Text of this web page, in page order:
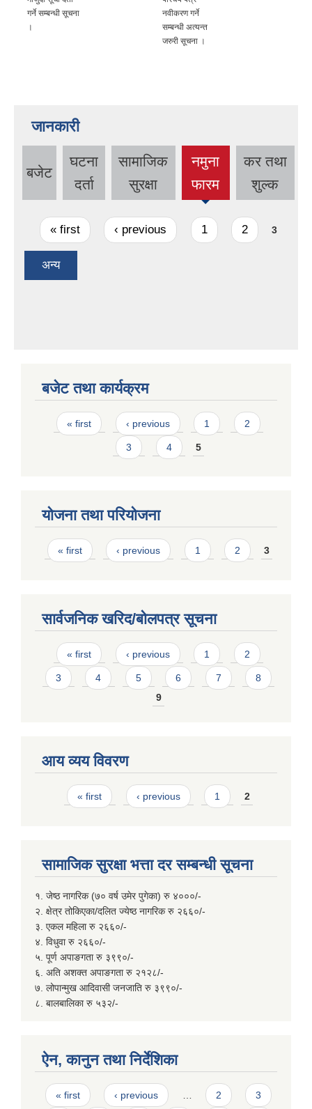
गर्ने सम्बन्धी सूचना
।
नवीकरण गर्ने
सम्बन्धी अत्यन्त
जरुरी सूचना ।
जानकारी
बजेट
घटना
दर्ता
सामाजिक
सुरक्षा
नमुना
फारम
(active
tab)
कर तथा
शुल्क
Pages
« first ‹ previous 1 2 3
अन्य
बजेट तथा कार्यक्रम
Pages
« first ‹ previous 1 2
3 4 5
योजना तथा परियोजना
Pages
« first ‹ previous 1 2 3
सार्वजनिक खरिद/बोलपत्र सूचना
Pages
« first ‹ previous 1 2
3 4 5 6 7
8
9
आय व्यय विवरण
Pages
« first ‹ previous 1 2
सामाजिक सुरक्षा भत्ता दर सम्बन्धी सूचना
१. जेष्ठ नागरिक (७० वर्ष उमेर पुगेका) रु ४०००/-
२. क्षेत्र तोकिएका/दलित ज्येष्ठ नागरिक रु २६६०/-
३. एकल महिला रु २६६०/-
४. विधुवा रु २६६०/-
५. पूर्ण अपाङगता रु ३९९०/-
६. अति अशक्त अपाङगता रु २१२८/-
७. लोपान्मुख आदिवासी जनजाति रु ३९९०/-
८. बालबालिका रु ५३२/-
ऐन, कानुन तथा निर्देशिका
Pages
« first ‹ previous 2 3